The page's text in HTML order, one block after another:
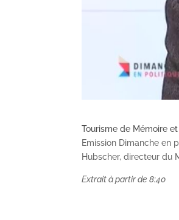
Tourisme de Mémoire
Emission Dimanche en
Hubscher, directeur du
Extrait à partir de 8:40